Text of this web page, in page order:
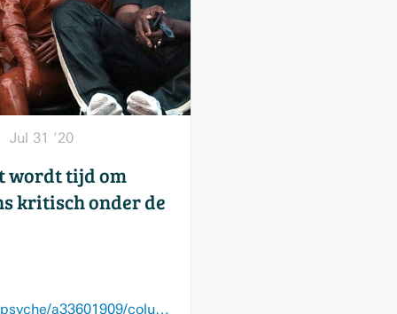
Jul 31 ’20
wordt tijd om
kritisch onder de
www.glamour.nl/mind/psyche/a33601909/columnist-eline-beroemde-mensen-celebrity-opinie/